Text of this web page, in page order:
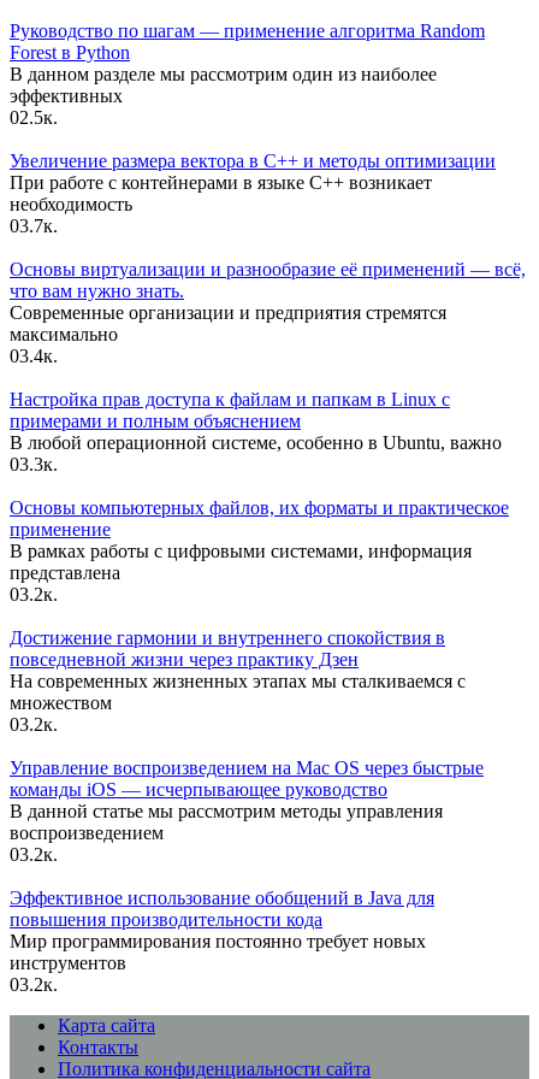
Руководство по шагам — применение алгоритма Random
Forest в Python
В данном разделе мы рассмотрим один из наиболее
эффективных
02.5к.
Увеличение размера вектора в C++ и методы оптимизации
При работе с контейнерами в языке C++ возникает
необходимость
03.7к.
Основы виртуализации и разнообразие её применений — всё,
что вам нужно знать.
Современные организации и предприятия стремятся
максимально
03.4к.
Настройка прав доступа к файлам и папкам в Linux с
примерами и полным объяснением
В любой операционной системе, особенно в Ubuntu, важно
03.3к.
Основы компьютерных файлов, их форматы и практическое
применение
В рамках работы с цифровыми системами, информация
представлена
03.2к.
Достижение гармонии и внутреннего спокойствия в
повседневной жизни через практику Дзен
На современных жизненных этапах мы сталкиваемся с
множеством
03.2к.
Управление воспроизведением на Mac OS через быстрые
команды iOS — исчерпывающее руководство
В данной статье мы рассмотрим методы управления
воспроизведением
03.2к.
Эффективное использование обобщений в Java для
повышения производительности кода
Мир программирования постоянно требует новых
инструментов
03.2к.
Карта сайта
Контакты
Политика конфиденциальности сайта